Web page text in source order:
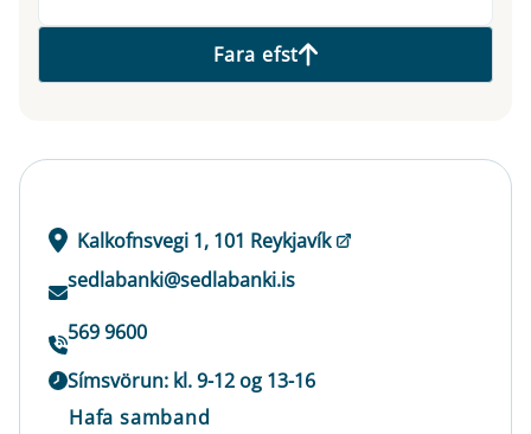
Fara efst
Kalkofnsvegi 1, 101 Reykjavík
sedlabanki@sedlabanki.is
569 9600
Símsvörun: kl. 9-12 og 13-16
Hafa samband